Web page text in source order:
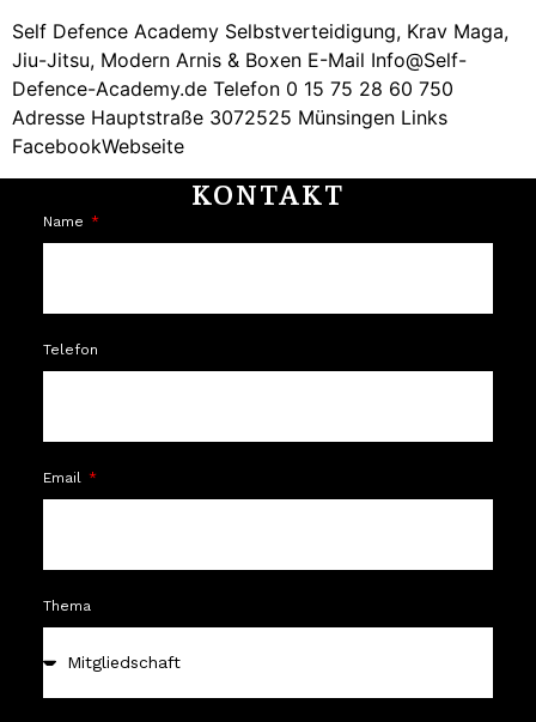
Self Defence Academy Selbstverteidigung, Krav Maga,
Jiu-Jitsu, Modern Arnis & Boxen E-Mail Info@Self-
Defence-Academy.de Telefon 0 15 75 28 60 750
Adresse Hauptstraße 3072525 Münsingen Links
FacebookWebseite
KONTAKT
Name
Telefon
Email
Thema